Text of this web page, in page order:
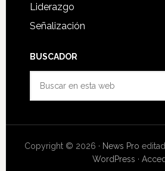
Liderazgo
Señalización
BUSCADOR
web
Copyright © 2026 · News Pro
WordPress ·